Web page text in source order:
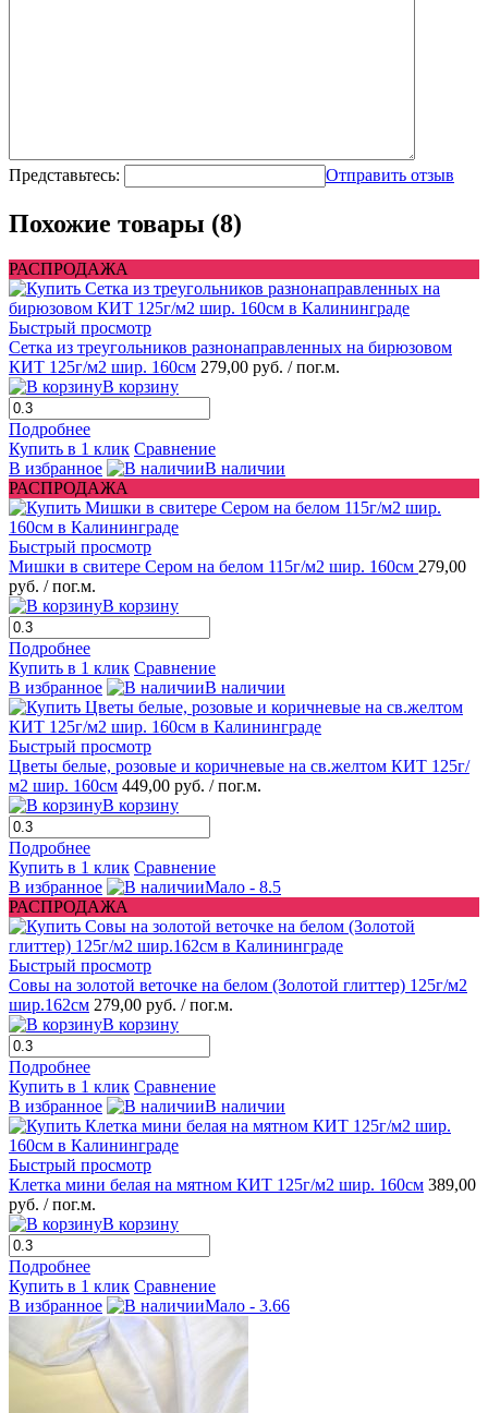
Представьтесь: Отправить отзыв
Похожие товары (8)
РАСПРОДАЖА
Быстрый просмотр
Сетка из треугольников разнонаправленных на бирюзовом
КИТ 125г/м2 шир. 160см 279,00 руб. / пог.м.
В корзину
Подробнее
Купить в 1 клик Сравнение
В избранное
В наличии
РАСПРОДАЖА
Быстрый просмотр
Мишки в свитере Сером на белом 115г/м2 шир. 160см 279,00
руб. / пог.м.
В корзину
Подробнее
Купить в 1 клик Сравнение
В избранное
В наличии
Быстрый просмотр
Цветы белые, розовые и коричневые на св.желтом КИТ 125г/
м2 шир. 160см 449,00 руб. / пог.м.
В корзину
Подробнее
Купить в 1 клик Сравнение
В избранное
Мало - 8.5
РАСПРОДАЖА
Быстрый просмотр
Совы на золотой веточке на белом (Золотой глиттер) 125г/м2
шир.162см 279,00 руб. / пог.м.
В корзину
Подробнее
Купить в 1 клик Сравнение
В избранное
В наличии
Быстрый просмотр
Клетка мини белая на мятном КИТ 125г/м2 шир. 160см 389,00
руб. / пог.м.
В корзину
Подробнее
Купить в 1 клик Сравнение
В избранное
Мало - 3.66